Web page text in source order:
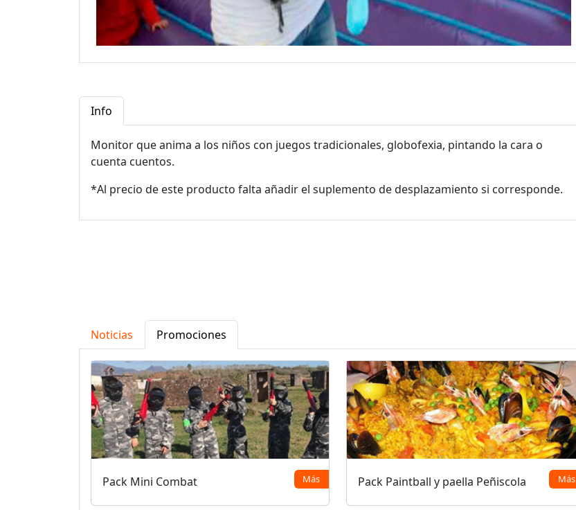
Info
Monitor que anima a los niños con juegos tradicionales, globofexia, pintando la cara o
cuenta cuentos.
*Al precio de este producto falta añadir el suplemento de desplazamiento si corresponde.
Noticias Promociones
Pack Mini Combat Más Pack Paintball y paella Peñiscola Más